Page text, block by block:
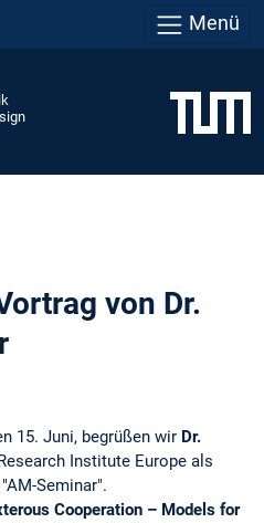
Menü
von Dr.
15. Juni, begrüßen wir Dr.
Institute Europe als
Seminar".
Cooperation – Models for